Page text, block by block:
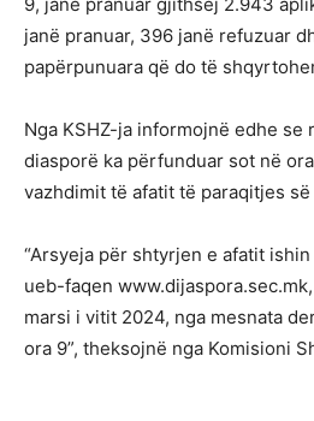
janë pranuar, 396 janë refuzuar
papërpunuara që do të
Nga KSHZ-ja informojnë edhe
diasporë ka përfunduar sot në
vazhdimit të afatit të paraqitjes
“Arsyeja për shtyrjen e afatit
ueb-faqen
marsi i vitit 2024, nga mesnata
ora 9”, theksojnë nga Komisioni